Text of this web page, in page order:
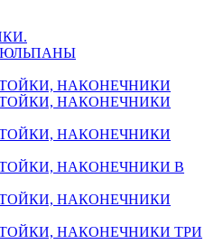
НАКОНЕЧНИКИ
НАКОНЕЧНИКИ
НАКОНЕЧНИКИ
НАКОНЕЧНИКИ В
НАКОНЕЧНИКИ
НАКОНЕЧНИКИ ТРИ